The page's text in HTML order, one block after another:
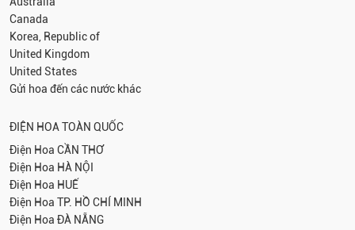
Canada
Korea, Republic of
United Kingdom
United States
Gửi hoa đến các nước khác
ĐIỆN HOA TOÀN QUỐC
Điện Hoa CẦN THƠ
Điện Hoa HÀ NỘI
Điện Hoa HUẾ
Điện Hoa TP. HỒ CHÍ MINH
Điện Hoa ĐÀ NẴNG